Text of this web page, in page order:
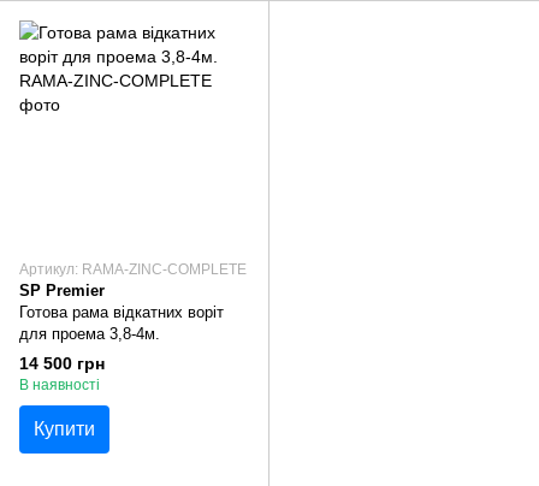
Артикул: RAMA-ZINC-COMPLETE
SP Premier
Готова рама відкатних воріт
для проема 3,8-4м.
14 500 грн
В наявності
Купити